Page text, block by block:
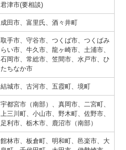
君津市(要相談)
成田市、富里氏、酒々井町
取手市、守谷市、つくば市、つくばみ
らい市、牛久市、龍ヶ崎市、土浦市、
石岡市、常総市、笠間市、水戸市、ひ
たちなか市
結城市、古河市、五霞町、境町
宇都宮市（南部）、真岡市、二宮町、
上三川町、小山市、野木町、佐野市、
足利市、栃木市、鹿沼市（南部）
館林市、板倉町、明和町、邑楽市、大